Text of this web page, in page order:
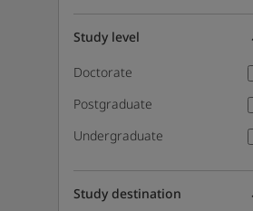
Study level
Doctorate
Postgraduate
Undergraduate
Study destination